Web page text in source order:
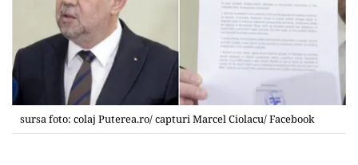
sursa foto: colaj Puterea.ro/ capturi Marcel Ciolacu/ Facebook